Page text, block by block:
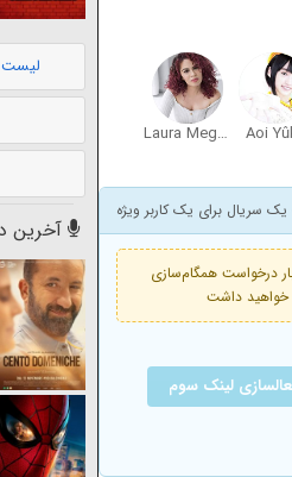
Aoi
Laura Megan Stahl
می‌توانید هر 24 ساعت یک‌بار درخواست همگام‌سازی
لینک سوم
لیست
آخرین